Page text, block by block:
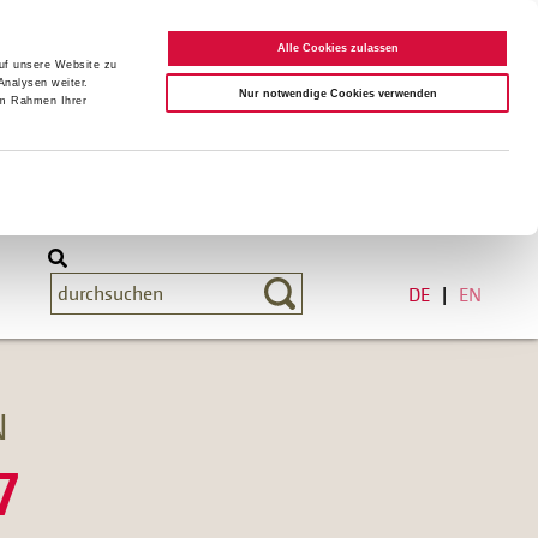
unsere Website zu
weiter.
Rahmen Ihrer
Alle Cookies zulassen
Nur notwendige Cookies verwenden
DE EN